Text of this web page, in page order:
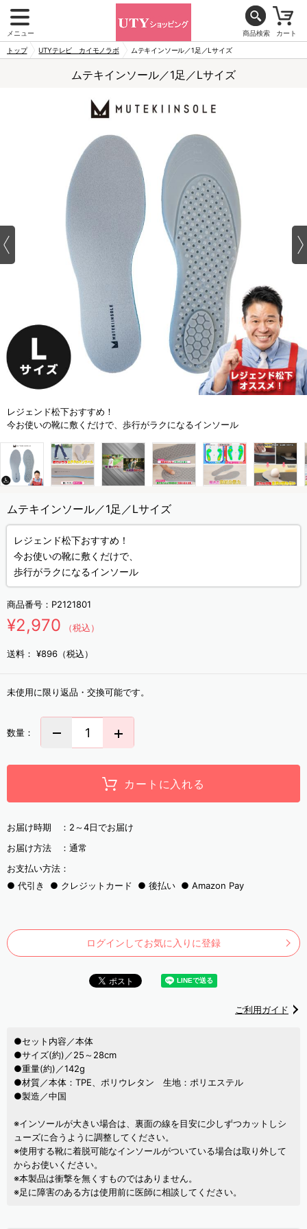
メニュー 商品検索 カート
トップ UTYテレビ カイモノラボ ムテキインソール／1足／Lサイズ
ムテキインソール／1足／Lサイズ
レジェンド松下おすすめ！
今お使いの靴に敷くだけで、歩行がラクになるインソール
ムテキインソール／1足／Lサイズ
レジェンド松下おすすめ！
今お使いの靴に敷くだけで、
歩行がラクになるインソール
商品番号： P2121801
¥2,970 （税込）
送料： ¥896（税込）
未使用に限り返品・交換可能です。
数量：
カートに入れる
お届け時期 ： 2～4日でお届け
お届け方法 ： 通常
お支払い方法：
代引き
クレジットカード 後払い Amazon Pay
ログインしてお気に入りに登録
ご利用ガイド
●セット内容／本体
●サイズ(約)／25～28cm
●重量(約)／142g
●材質／本体：TPE、ポリウレタン 生地：ポリエステル
●製造／中国
※インソールが大きい場合は、裏面の線を目安に少しずつカットしシ
ューズに合うように調整してください。
※使用する靴に着脱可能なインソールがついている場合は取り外して
からお使いください。
※本製品は衝撃を無くすものではありません。
※足に障害のある方は使用前に医師に相談してください。